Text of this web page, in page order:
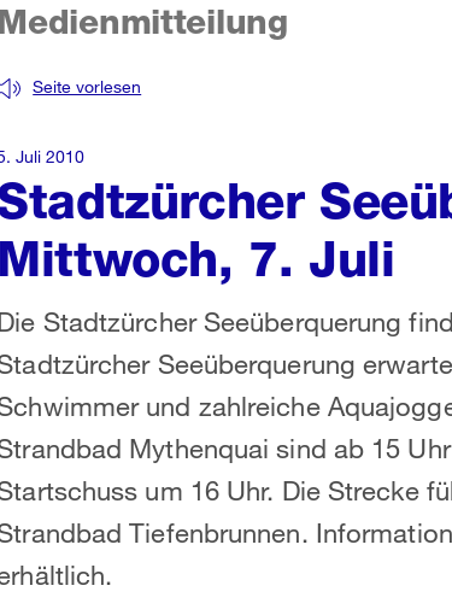
Mittwoch, 7. Juli
Seite vorlesen
Stadtzürcher Seeüberquerung
Seeüberquerung
und zahlreiche
Mythenquai sind ab 15
um 16 Uhr. Die Strecke
Tiefenbrunnen.
Juli 2010